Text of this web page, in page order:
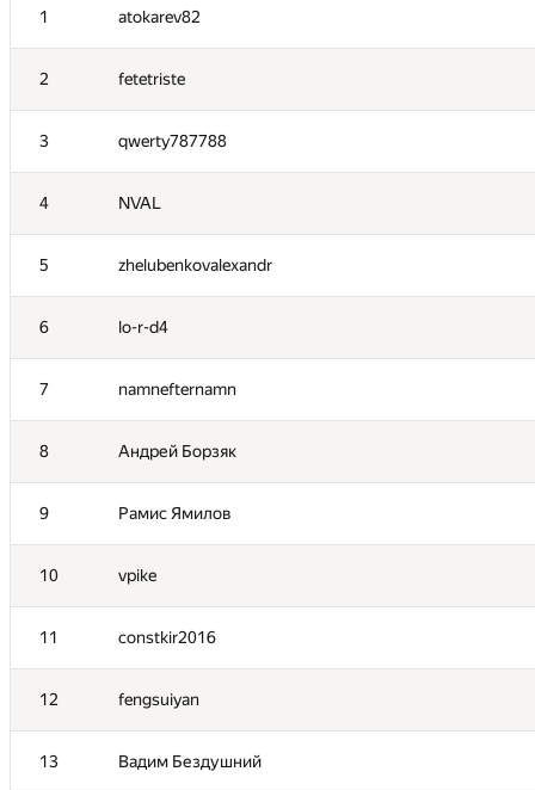
1 atokarev82
2 fetetriste
3 qwerty787788
4 NVAL
5 zhelubenkovalexandr
6 lo-r-d4
7 namnefternamn
8 Андрей Борзяк
9 Рамис Ямилов
10 vpike
11 constkir2016
12 fengsuiyan
13 Вадим Бездушний